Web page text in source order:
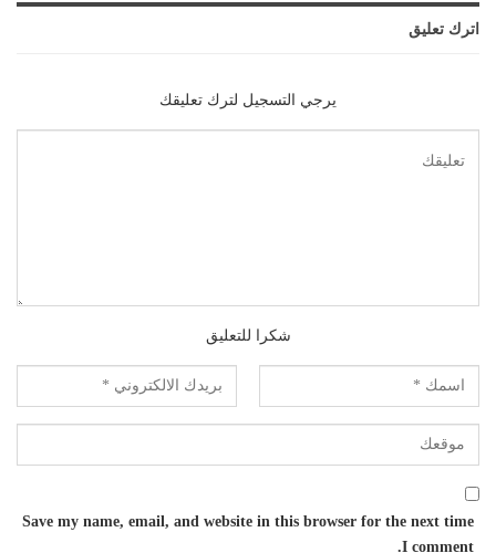
اترك تعليق
يرجي التسجيل لترك تعليقك
شكرا للتعليق
Save my name, email, and website in this browser for the next time
I comment.